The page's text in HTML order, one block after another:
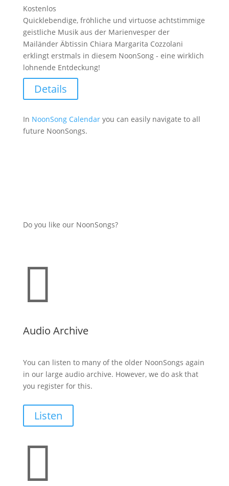
Kostenlos
Quicklebendige, fröhliche und virtuose achtstimmige
geistliche Musik aus der Marienvesper der
Mailänder Äbtissin Chiara Margarita Cozzolani
erklingt erstmals in diesem NoonSong - eine wirklich
lohnende Entdeckung!
Details
In NoonSong Calendaryou can easily navigate to all
future NoonSongs.
Do you like our NoonSongs?

Audio Archive
You can listen to many of the older NoonSongs again
in our large audio archive. However, we do ask that
you register for this.
Listen
